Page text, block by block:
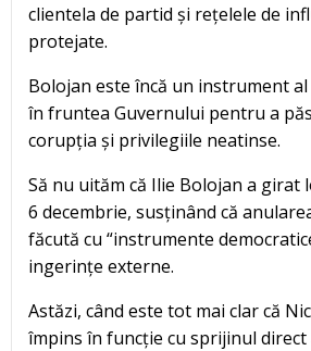
clientela de partid și rețelele de
protejate.
Bolojan este încă un instrument
în fruntea Guvernului pentru a
corupția și privilegiile neatinse.
Să nu uităm că Ilie Bolojan a girat
6 decembrie, susținând că
făcută cu “instrumente
ingerințe externe.
Astăzi, când este tot mai clar că
împins în funcție cu sprijinul direct